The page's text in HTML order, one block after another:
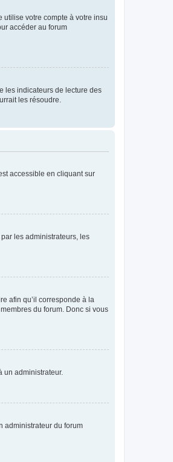
utilise votre compte à votre insu
accéder au forum
les indicateurs de lecture des
les résoudre.
accessible en cliquant sur
les administrateurs, les
afin qu’il corresponde à la
du forum. Donc si vous
un administrateur.
administrateur du forum